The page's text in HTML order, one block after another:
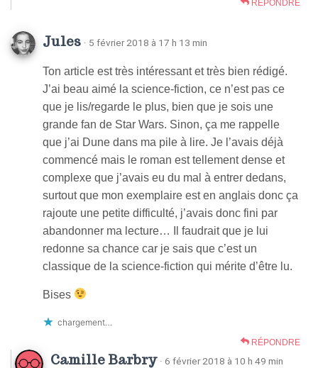
RÉPONDRE
Jules · 5 février 2018 à 17 h 13 min
Ton article est très intéressant et très bien rédigé.
J’ai beau aimé la science-fiction, ce n’est pas ce
que je lis/regarde le plus, bien que je sois une
grande fan de Star Wars. Sinon, ça me rappelle
que j’ai Dune dans ma pile à lire. Je l’avais déjà
commencé mais le roman est tellement dense et
complexe que j’avais eu du mal à entrer dedans,
surtout que mon exemplaire est en anglais donc ça
rajoute une petite difficulté, j’avais donc fini par
abandonner ma lecture… Il faudrait que je lui
redonne sa chance car je sais que c’est un
classique de la science-fiction qui mérite d’être lu.
Bises
chargement…
RÉPONDRE
Camille Barbry · 6 février 2018 à 10 h 49 min